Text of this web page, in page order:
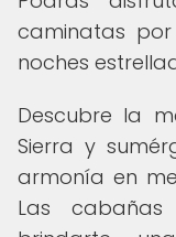
caminatas
noches
Descubre la
Sierra y
armonía en
Las